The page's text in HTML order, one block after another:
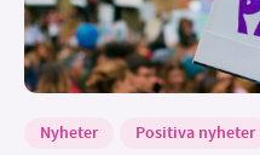
Nyheter Positiva nyheter